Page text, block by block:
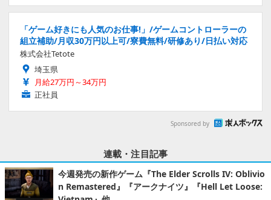
「ゲーム好きにも人気のお仕事!」/ゲームコントローラーの
組立補助/月収30万円以上可/寮費無料/研修あり/日払い対応
株式会社Tetote
埼玉県
月給27万円～34万円
正社員
Sponsored by
連載・注目記事
今週発売の新作ゲーム『The Elder Scrolls IV: Oblivio
n Remastered』『アークナイツ』『Hell Let Loose: